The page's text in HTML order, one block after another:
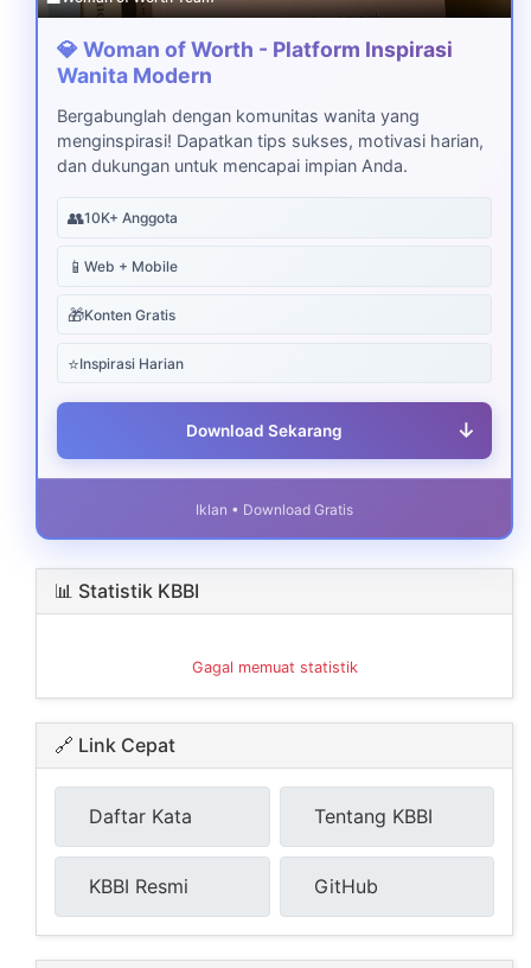
💎 Woman of Worth - Platform Inspirasi
Wanita Modern
Bergabunglah dengan komunitas wanita yang
menginspirasi! Dapatkan tips sukses, motivasi harian,
dan dukungan untuk mencapai impian Anda.
👥10K+ Anggota
📱 Web + Mobile
🎁Konten Gratis
⭐Inspirasi Harian
Download Sekarang ↓
Iklan • Download Gratis
📊 Statistik KBBI
Gagal memuat statistik
🔗 Link Cepat
Daftar Kata Tentang KBBI
KBBI Resmi GitHub